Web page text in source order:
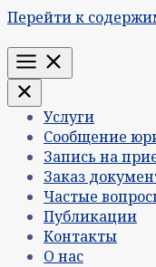
Перейти к
Меню
Услуги
Сообщение
Запись на
Заказ
Частые
Публикации
Контакты
О нас